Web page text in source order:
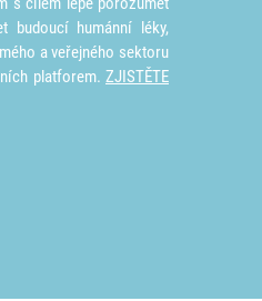
budoucí humánní léky,
a veřejného sektoru
platforem. ZJISTĚTE